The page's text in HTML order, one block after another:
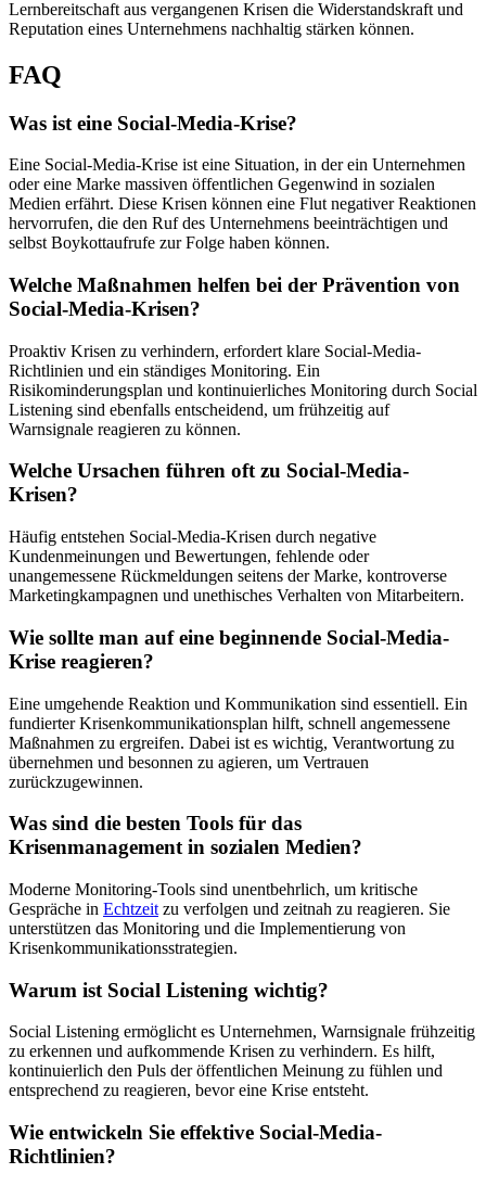
Lernbereitschaft aus vergangenen Krisen die Widerstandskraft und
Reputation eines Unternehmens nachhaltig stärken können.
FAQ
Was ist eine Social-Media-Krise?
Eine Social-Media-Krise ist eine Situation, in der ein Unternehmen
oder eine Marke massiven öffentlichen Gegenwind in sozialen
Medien erfährt. Diese Krisen können eine Flut negativer Reaktionen
hervorrufen, die den Ruf des Unternehmens beeinträchtigen und
selbst Boykottaufrufe zur Folge haben können.
Welche Maßnahmen helfen bei der Prävention von
Social-Media-Krisen?
Proaktiv Krisen zu verhindern, erfordert klare Social-Media-
Richtlinien und ein ständiges Monitoring. Ein
Risikominderungsplan und kontinuierliches Monitoring durch Social
Listening sind ebenfalls entscheidend, um frühzeitig auf
Warnsignale reagieren zu können.
Welche Ursachen führen oft zu Social-Media-
Krisen?
Häufig entstehen Social-Media-Krisen durch negative
Kundenmeinungen und Bewertungen, fehlende oder
unangemessene Rückmeldungen seitens der Marke, kontroverse
Marketingkampagnen und unethisches Verhalten von Mitarbeitern.
Wie sollte man auf eine beginnende Social-Media-
Krise reagieren?
Eine umgehende Reaktion und Kommunikation sind essentiell. Ein
fundierter Krisenkommunikationsplan hilft, schnell angemessene
Maßnahmen zu ergreifen. Dabei ist es wichtig, Verantwortung zu
übernehmen und besonnen zu agieren, um Vertrauen
zurückzugewinnen.
Was sind die besten Tools für das
Krisenmanagement in sozialen Medien?
Moderne Monitoring-Tools sind unentbehrlich, um kritische
Gespräche in Echtzeit zu verfolgen und zeitnah zu reagieren. Sie
unterstützen das Monitoring und die Implementierung von
Krisenkommunikationsstrategien.
Warum ist Social Listening wichtig?
Social Listening ermöglicht es Unternehmen, Warnsignale frühzeitig
zu erkennen und aufkommende Krisen zu verhindern. Es hilft,
kontinuierlich den Puls der öffentlichen Meinung zu fühlen und
entsprechend zu reagieren, bevor eine Krise entsteht.
Wie entwickeln Sie effektive Social-Media-
Richtlinien?